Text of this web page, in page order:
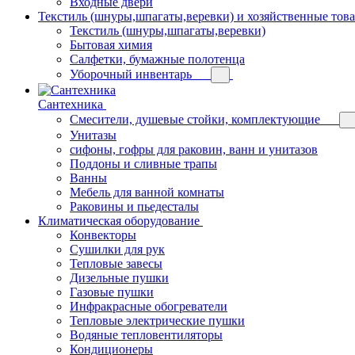
Текстиль (шнуры,шпагаты,веревки) и хозяйственные
Текстиль (шнуры,шпагаты,веревки)
Бытовая химия
Салфетки, бумажные полотенца
Уборочный инвентарь
Сантехника
Смесители, душевые стойки, комплектующие
Унитазы
сифоны, гофры для раковин, ванн и унитазов
Поддоны и сливные трапы
Ванны
Мебель для ванной комнаты
Раковины и пьедесталы
Климатическая оборудование
Конвекторы
Сушилки для рук
Тепловые завесы
Дизельные пушки
Газовые пушки
Инфракрасные обогреватели
Тепловые электрические пушки
Водяные тепловентиляторы
Кондиционеры